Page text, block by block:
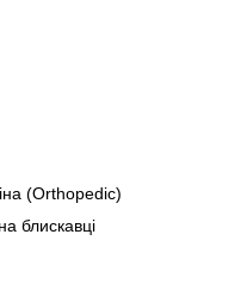
(Orthopedic)
блискавці